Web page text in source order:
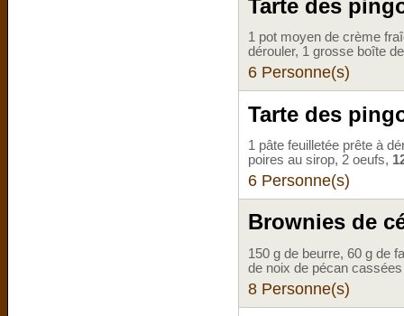
Tarte des
1 pot moyen de crème
dérouler, 1 grosse boîte
6 Personne(s)
Tarte des
1 pâte feuilletée prête à
poires au sirop, 2 oeufs,
6 Personne(s)
Brownies de
150 g de beurre, 60 g de
de noix de pécan
8 Personne(s)